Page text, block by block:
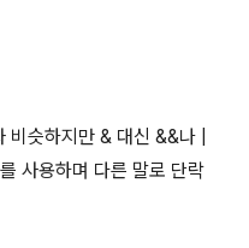
슷하지만 & 대신 &&나 |
사용하며 다른 말로 단락